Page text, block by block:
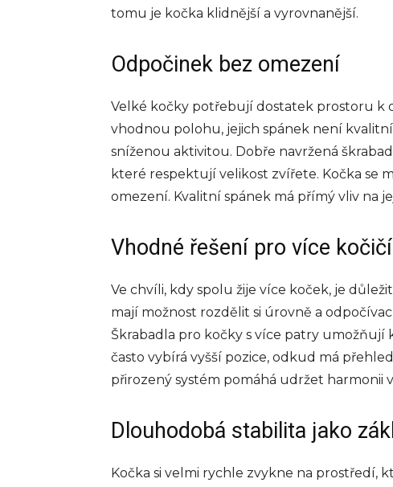
tomu je kočka klidnější a vyrovnanější.
Odpočinek bez omezení
Velké kočky potřebují dostatek prostoru k
vhodnou polohu, jejich spánek není
sníženou aktivitou. Dobře navržená
které respektují velikost zvířete. Kočka se
omezení. Kvalitní spánek má přímý vliv na
Vhodné řešení pro více
Ve chvíli, kdy spolu žije více koček, je
mají možnost rozdělit si úrovně a
Škrabadla pro kočky s více patry umožňují
často vybírá vyšší pozice, odkud má
přirozený systém pomáhá udržet harmonii
Dlouhodobá stabilita jako
Kočka si velmi rychle zvykne na prostředí,